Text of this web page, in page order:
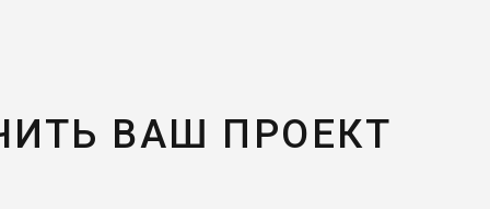
ВАШ ПРОЕКТ